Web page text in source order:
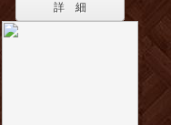
詳 細